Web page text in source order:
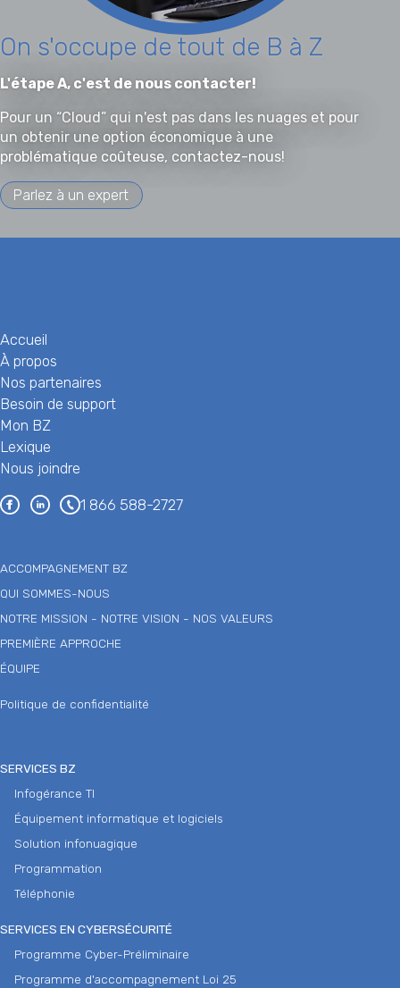
On s'occupe de tout de B à Z
L'étape A, c'est de nous contacter!
Pour un “Cloud” qui n'est pas dans les nuages et pour
un obtenir une option économique à une
problématique coûteuse, contactez-nous!
Parlez à un expert
Accueil
À propos
Nos partenaires
Besoin de support
Mon BZ
Lexique
Nous joindre
1 866 588-2727
SERVICES BZ
Infogérance TI
Équipement informatique et logiciels
Solution infonuagique
Programmation
Téléphonie
SERVICES EN CYBERSÉCURITÉ
Programme Cyber-Préliminaire
Programme d'accompagnement Loi 25
ACCOMPAGNEMENT BZ
QUI SOMMES-NOUS
NOTRE MISSION - NOTRE VISION - NOS VALEURS
PREMIÈRE APPROCHE
ÉQUIPE
Politique de confidentialité